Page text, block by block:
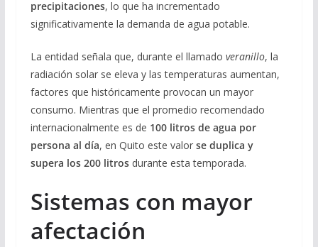
precipitaciones, lo que ha incrementado
significativamente la demanda de agua potable.
La entidad señala que, durante el llamado veranillo, la
radiación solar se eleva y las temperaturas aumentan,
factores que históricamente provocan un mayor
consumo. Mientras que el promedio recomendado
internacionalmente es de 100 litros de agua por
persona al día, en Quito este valor se duplica y
supera los 200 litrosdurante esta temporada.
Sistemas con mayor
afectación